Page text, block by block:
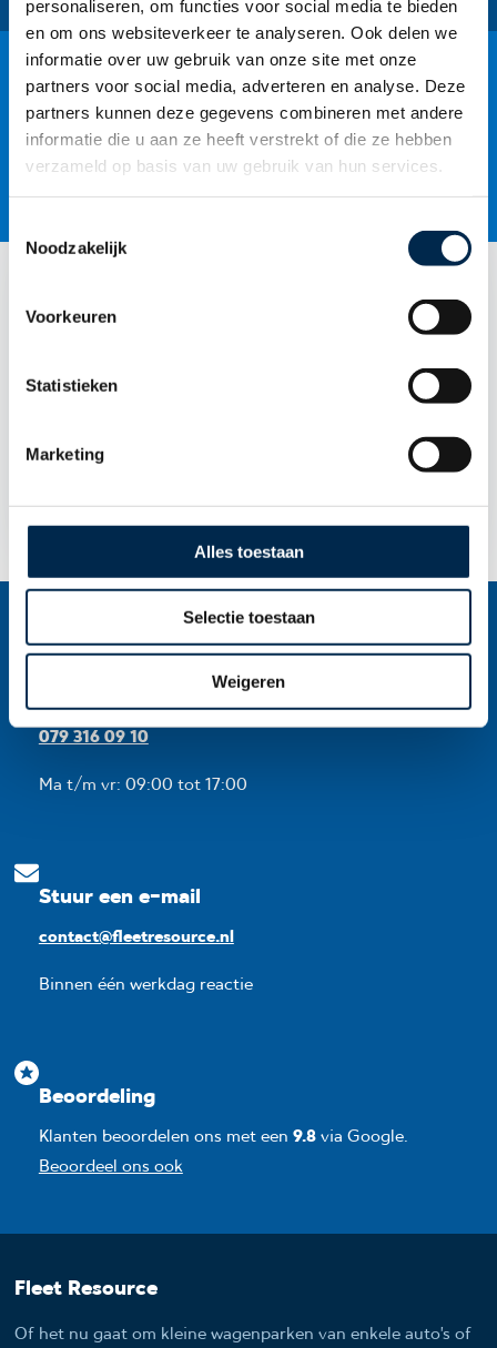
personaliseren, om functies voor social media te bieden
en om ons websiteverkeer te analyseren. Ook delen we
informatie over uw gebruik van onze site met onze
partners voor social media, adverteren en analyse. Deze
partners kunnen deze gegevens combineren met andere
informatie die u aan ze heeft verstrekt of die ze hebben
verzameld op basis van uw gebruik van hun services.
e
Noodzakelijk
Voorkeuren
Statistieken
Marketing
Alles toestaan
Selectie toestaan
Weigeren
Altijd advies op maat
Betrokken en bereikbaar
079 316 09 10
Ma t/m vr: 09:00 tot 17:00
Stuur een e-mail
contact@fleetresource.nl
Binnen één werkdag reactie
Beoordeling
Klanten beoordelen ons met een 9.8via Google.
Beoordeel ons ook
Fleet Resource
Of het nu gaat om kleine wagenparken van enkele auto’s of